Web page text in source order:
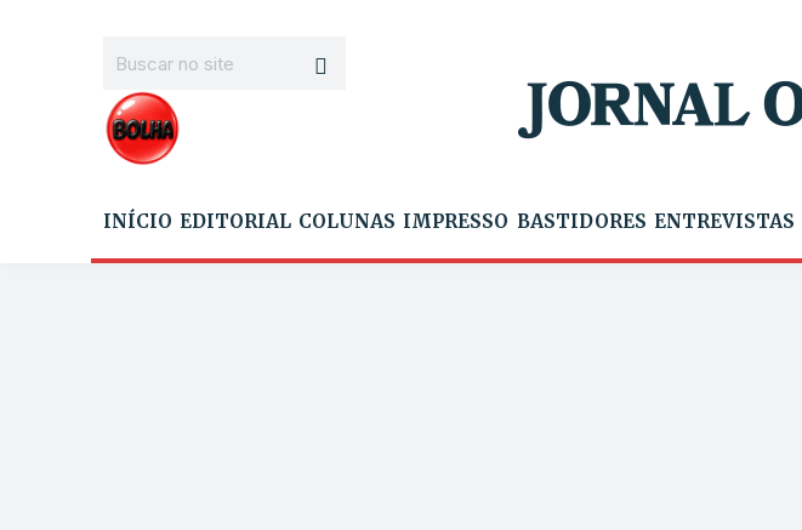
INÍCIO EDITORIAL COLUNAS IMPRESSO BASTIDORES ENTREVISTAS